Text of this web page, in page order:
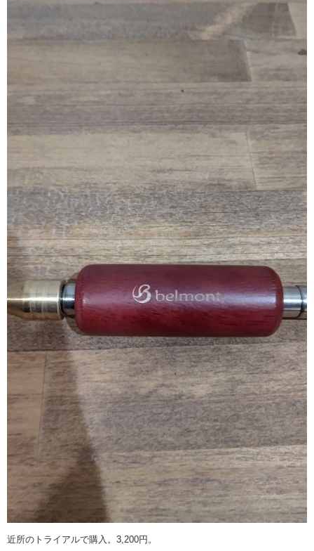
近所のトライアルで購入。3,200円。